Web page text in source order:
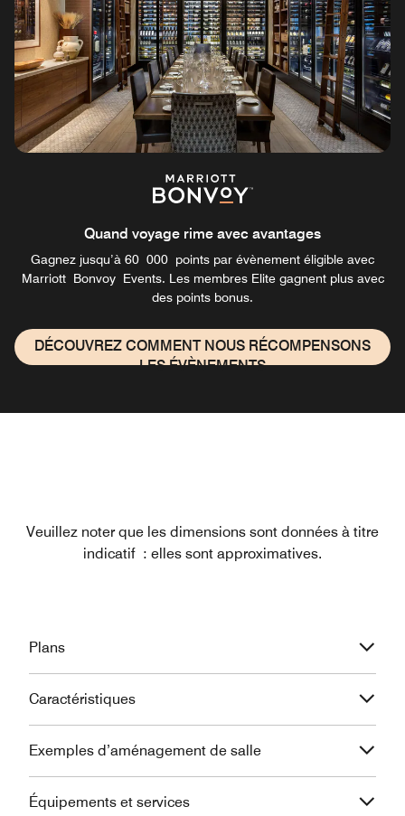
Quand voyage rime avec avantages
Gagnez jusqu’à 60 000 points par évènement éligible avec
Marriott Bonvoy Events. Les membres Elite gagnent plus avec
des points bonus.
DÉCOUVREZ COMMENT NOUS RÉCOMPENSONS
LES ÉVÈNEMENTS
Veuillez noter que les dimensions sont données à titre
indicatif : elles sont approximatives.
Plans
Caractéristiques
Exemples d’aménagement de salle
Équipements et services